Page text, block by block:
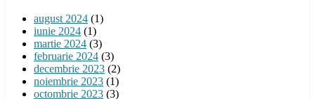
august 2024 (1)
iunie 2024 (1)
martie 2024 (3)
februarie 2024 (3)
decembrie 2023 (2)
noiembrie 2023 (1)
octombrie 2023 (3)